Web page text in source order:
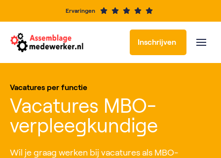
Ervaringen
Inschrijven
Vacatures per functie
Vacatures MBO-
verpleegkundige
Wil je graag werken bij vacatures als MBO-